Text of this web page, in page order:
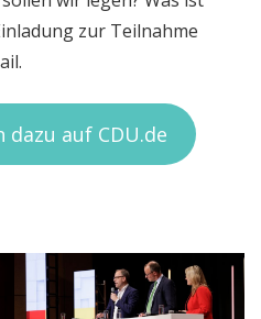
zur Teilnahme
auf CDU.de